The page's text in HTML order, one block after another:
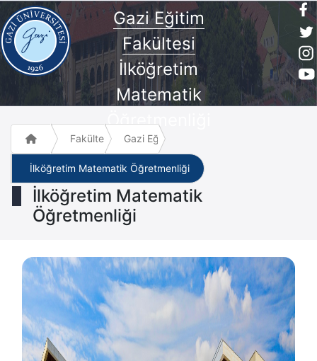
Gazi Eğitim
Fakültesi
İlköğretim
Matematik
Öğretmenliği
Fakülte ve Meslek Yüksek Okulları
Gazi Eğitim Fakültesi
İlköğretim Matematik Öğretmenliği
İlköğretim Matematik
Öğretmenliği